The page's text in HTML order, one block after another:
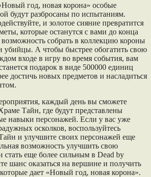
год, новая корона» особые
будут разбросаны по испытаниям.
и золотое сияние превратится
которые останутся с вами до конца
собрать в коллекцию короны
убийцы. А чтобы быстрее обогатить свою
входе в игру во время события, вам
подарок в виде 500000 единиц
достичь новых предметов и насладиться
каждый день вы сможете
Тайн, где будут представлены
навыки персонажей. Если у вас уже
осколков, воспользуйтесь
и улучшите своих персонажей еще
возможность улучшить свою
стать еще более сильным в Dead by
шанс оказаться на вершине и получить
дает «Новый год, новая корона».